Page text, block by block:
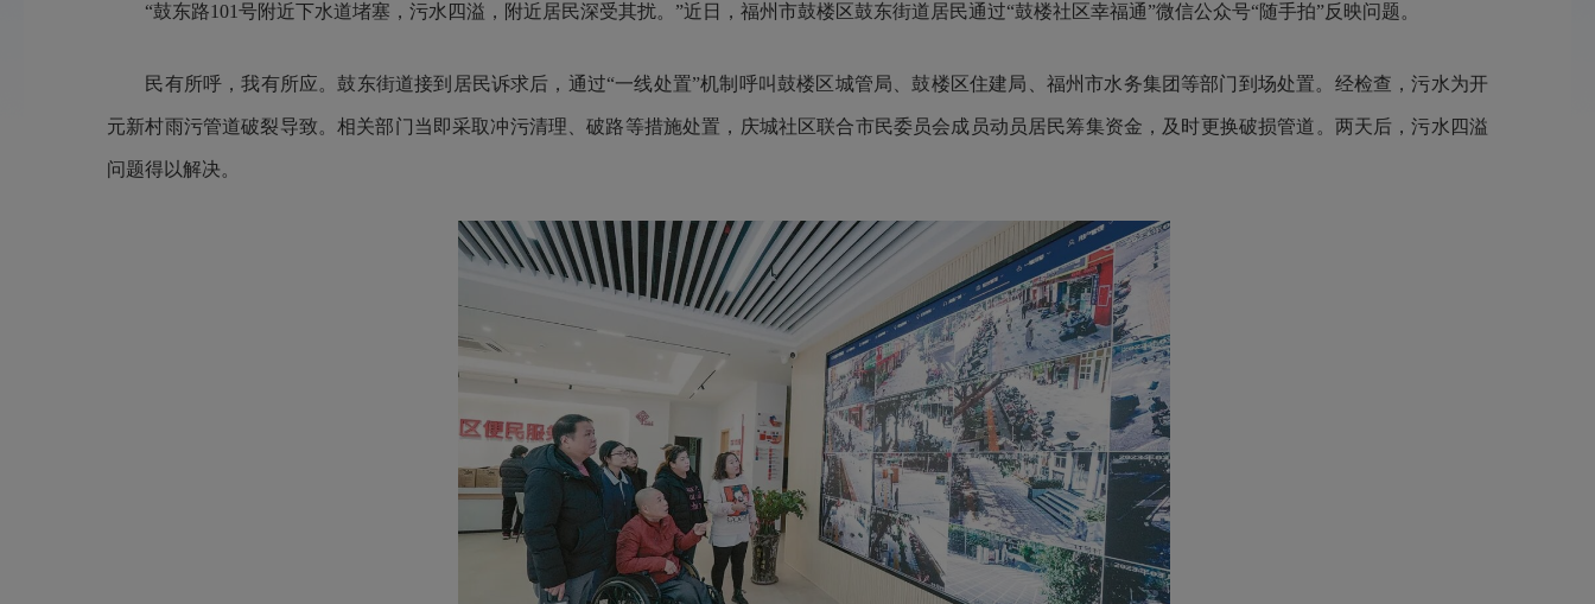
“鼓东路101号附近下水道堵塞，污水四溢，附近居民深受其扰。”近日，福州市鼓楼区鼓东街道居民通过“鼓楼社区幸福通”微信公众号“随手拍”反映问题。
民有所呼，我有所应。鼓东街道接到居民诉求后，通过“一线处置”机制呼叫鼓楼区城管局、鼓楼区住建局、福州市水务集团等部门到场处置。经检查，污水为开
元新村雨污管道破裂导致。相关部门当即采取冲污清理、破路等措施处置，庆城社区联合市民委员会成员动员居民筹集资金，及时更换破损管道。两天后，污水四溢
问题得以解决。